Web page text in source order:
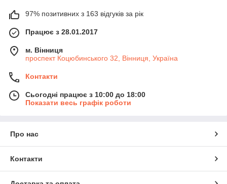
97% позитивних з 163 відгуків за рік
Працює з 28.01.2017
м. Вінниця
проспект Коцюбинського 32, Вінниця, Україна
Контакти
Сьогодні працює з 10:00 до 18:00
Показати весь графік роботи
Про нас
Контакти